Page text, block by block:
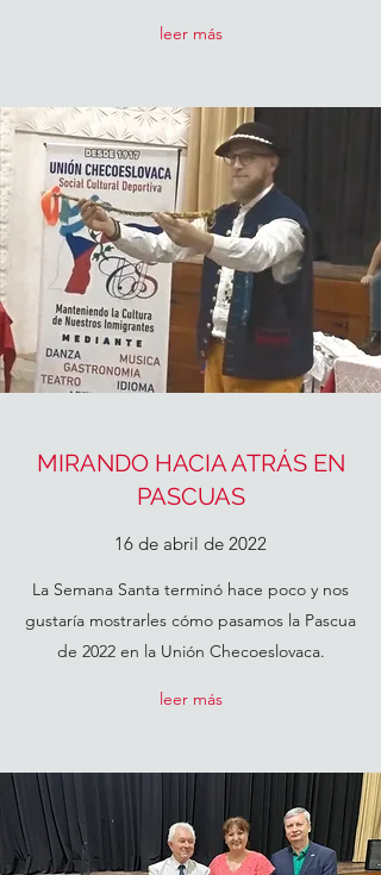
leer más
MIRANDO HACIA ATRÁS EN
PASCUAS
16 de abril de 2022
La Semana Santa terminó hace poco y nos
gustaría mostrarles cómo pasamos la Pascua
de 2022 en la Unión Checoeslovaca.
leer más